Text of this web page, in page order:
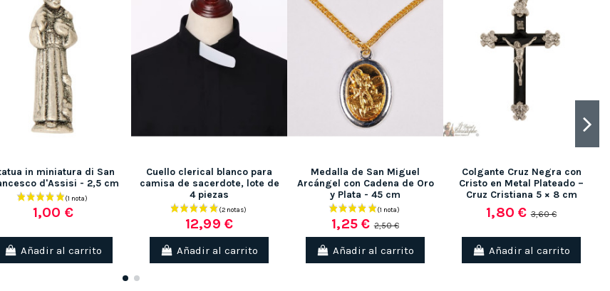
in miniatura di San
d'Assisi - 2,5 cm
1,00 €
Añadir al carrito
Cuello clerical blanco para
camisa de sacerdote, lote de
4 piezas
12,99 €
Añadir al carrito
Medalla de San Miguel
Arcángel con Cadena de Oro
y Plata - 45 cm
1,25 €2,50 €
Añadir al carrito
Colgante Cruz Negra con
Cristo en Metal Plateado –
Cruz Cristiana 5 × 8 cm
1,80 €3,60 €
Añadir al carrito